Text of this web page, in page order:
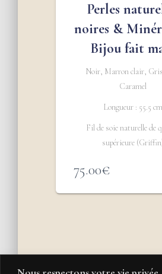
Perles
noires &
Bijou fait
Noir, Marron clair,
Caramel
Longueur : 55.5 cm
Fil de soie naturelle de
supérieure
75.00€